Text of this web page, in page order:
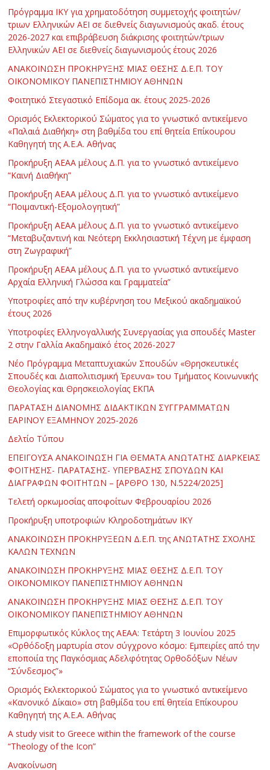
Πρόγραμμα ΙΚΥ για χρηματοδότηση συμμετοχής φοιτητών/
τριων Ελληνικών ΑΕΙ σε διεθνείς διαγωνισμούς ακαδ. έτους
2026-2027 και επιβράβευση διάκρισης φοιτητών/τριων
Ελληνικών ΑΕΙ σε διεθνείς διαγωνισμούς έτους 2026
ΑΝΑΚΟΙΝΩΣΗ ΠΡΟΚΗΡΥΞΗΣ ΜΙΑΣ ΘΕΣΗΣ Δ.Ε.Π. ΤΟΥ
ΟΙΚΟΝΟΜΙΚΟΥ ΠΑΝΕΠΙΣΤΗΜΙΟΥ ΑΘΗΝΩΝ
Φοιτητικό Στεγαστικό Επίδομα ακ. έτους 2025-2026
Ορισμός Εκλεκτορικού Σώματος για το γνωστικό αντικείμενο
«Παλαιά Διαθήκη» στη βαθμίδα του επί θητεία Επίκουρου
Καθηγητή της Α.Ε.Α. Αθήνας
Προκήρυξη ΑΕΑΑ μέλους Δ.Π. για το γνωστικό αντικείμενο
“Καινή Διαθήκη”
Προκήρυξη ΑΕΑΑ μέλους Δ.Π. για το γνωστικό αντικείμενο
“Ποιμαντική-Εξομολογητική”
Προκήρυξη ΑΕΑΑ μέλους Δ.Π. για το γνωστικό αντικείμενο
“Μεταβυζαντινή και Νεότερη Εκκλησιαστική Τέχνη με έμφαση
στη Ζωγραφική”
Προκήρυξη ΑΕΑΑ μέλους Δ.Π. για το γνωστικό αντικείμενο
Αρχαία Ελληνική Γλώσσα και Γραμματεία”
Υποτροφίες από την κυβέρνηση του Μεξικού ακαδημαϊκού
έτους 2026
Υποτροφίες Ελληνογαλλικής Συνεργασίας για σπουδές Master
2 στην Γαλλία Ακαδημαϊκό έτος 2026-2027
Νέο Πρόγραμμα Μεταπτυχιακών Σπουδών «Θρησκευτικές
Σπουδές και Διαπολιτισμική Έρευνα» του Τμήματος Κοινωνικής
Θεολογίας και Θρησκειολογίας ΕΚΠΑ
ΠΑΡΑΤΑΣΗ ΔΙΑΝΟΜΗΣ ΔΙΔΑΚΤΙΚΩΝ ΣΥΓΓΡΑΜΜΑΤΩΝ
ΕΑΡΙΝΟΥ ΕΞΑΜΗΝΟΥ 2025-2026
Δελτίο Τύπου
ΕΠΕΙΓΟΥΣΑ ΑΝΑΚΟΙΝΩΣΗ ΓΙΑ ΘΕΜΑΤΑ ΑΝΩΤΑΤΗΣ ΔΙΑΡΚΕΙΑΣ
ΦΟΙΤΗΣΗΣ- ΠΑΡΑΤΑΣΗΣ- ΥΠΕΡΒΑΣΗΣ ΣΠΟΥΔΩΝ ΚΑΙ
ΔΙΑΓΡΑΦΩΝ ΦΟΙΤΗΤΩΝ – [ΑΡΘΡΟ 130, Ν.5224/2025]
Τελετή ορκωμοσίας αποφοίτων Φεβρουαρίου 2026
Προκήρυξη υποτροφιών Κληροδοτημάτων ΙΚΥ
ΑΝΑΚΟΙΝΩΣΗ ΠΡΟΚΗΡΥΞΕΩΝ Δ.Ε.Π. της ΑΝΩΤΑΤΗΣ ΣΧΟΛΗΣ
ΚΑΛΩΝ ΤΕΧΝΩΝ
ΑΝΑΚΟΙΝΩΣΗ ΠΡΟΚΗΡΥΞΗΣ ΜΙΑΣ ΘΕΣΗΣ Δ.Ε.Π. ΤΟΥ
ΟΙΚΟΝΟΜΙΚΟΥ ΠΑΝΕΠΙΣΤΗΜΙΟΥ ΑΘΗΝΩΝ
ΑΝΑΚΟΙΝΩΣΗ ΠΡΟΚΗΡΥΞΗΣ ΜΙΑΣ ΘΕΣΗΣ Δ.Ε.Π. ΤΟΥ
ΟΙΚΟΝΟΜΙΚΟΥ ΠΑΝΕΠΙΣΤΗΜΙΟΥ ΑΘΗΝΩΝ
Επιμορφωτικός Κύκλος της ΑΕΑΑ: Τετάρτη 3 Ιουνίου 2025
«Ορθόδοξη μαρτυρία στον σύγχρονο κόσμο: Εμπειρίες από την
εποποιία της Παγκόσμιας Αδελφότητας Ορθοδόξων Νέων
“Σύνδεσμος”»
Ορισμός Εκλεκτορικού Σώματος για το γνωστικό αντικείμενο
«Κανονικό Δίκαιο» στη βαθμίδα του επί θητεία Επίκουρου
Καθηγητή της Α.Ε.Α. Αθήνας
Α study visit to Greece within the framework of the course
“Theology of the Icon”
Ανακοίνωση